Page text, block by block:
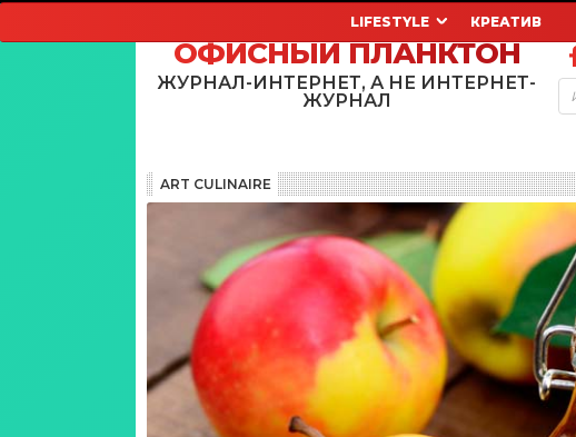
ОФИСНЫЙ ПЛАНКТОН
ЖУРНАЛ-ИНТЕРНЕТ, А НЕ ИНТЕРНЕТ-
ЖУРНАЛ
LIFESTYLE КРЕАТИВ
ART CULINAIRE